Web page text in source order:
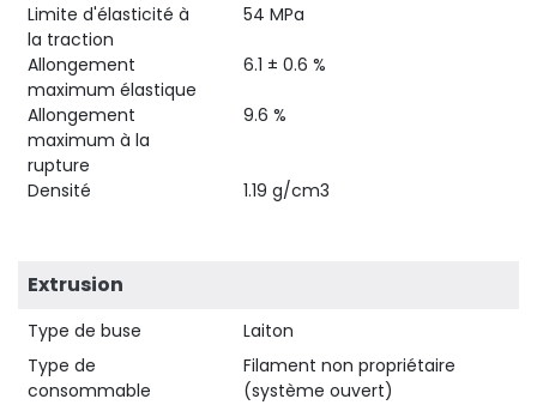
Limite d'élasticité à
la traction
54 MPa
Allongement
maximum élastique
6.1 ± 0.6 %
Allongement
maximum à la
rupture
9.6 %
Densité 1.19 g/cm3
Extrusion
Type de buse
Laiton
Type de
consommable
Filament non propriétaire
(système ouvert)